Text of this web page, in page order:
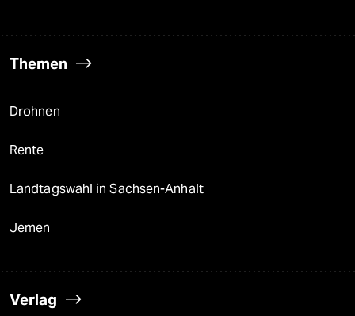
Themen
Drohnen
Rente
Landtagswahl in Sachsen-Anhalt
Jemen
Verlag